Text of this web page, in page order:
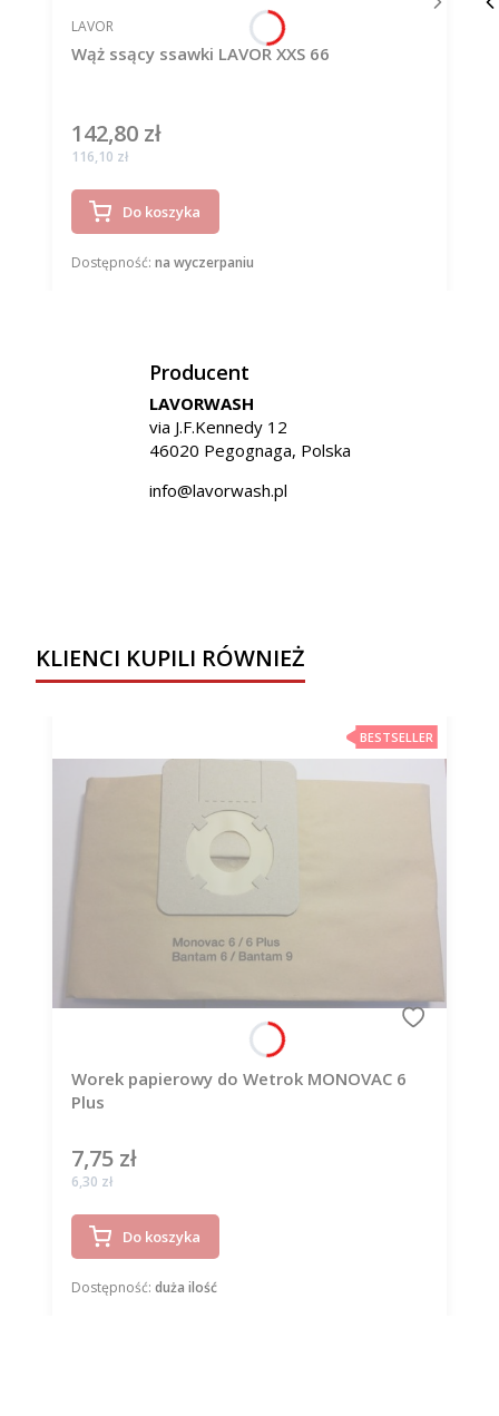
Wąż ssący ssawki LAVOR XXS 66
PRODUCENT
LAVOR
Cena
142,80 zł
Cena
116,10 zł
Do koszyka
Dostępność: na wyczerpaniu
Producent
LAVORWASH
via J.F.Kennedy 12
46020 Pegognaga, Polska
info@lavorwash.pl
KLIENCI KUPILI RÓWNIEŻ
BESTSELLER
Worek papierowy do Wetrok MONOVAC 6
Plus
Cena
7,75 zł
Cena
6,30 zł
Do koszyka
Dostępność: duża ilość